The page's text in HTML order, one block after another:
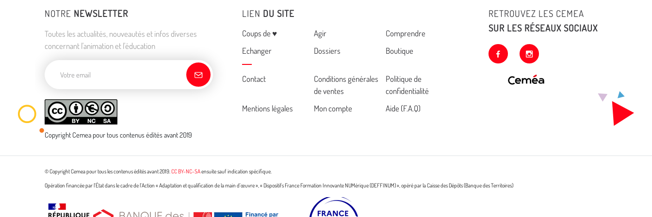
NOTRE NEWSLETTER
Toutes les actualités, nouveautés et infos diverses
concernant l'animation et l'éducation
Copyright Cemea pour tous contenus édités avant 2019
LIEN DU SITE
Menu
Coups de ♥ Agir
Comprendre
Echanger
Dossiers Boutique
Cemea
footer
Contact
Conditions générales
de ventes
Politique de
confidentialité
Mentions légales
Mon compte Aide (F.A.Q)
RETROUVEZ LES CEMEA
SUR LES RÉSEAUX SOCIAUX
facebook instagram
© Copyright Cemea pour tous les contenus édités avant 2019.CC BY-NC-SAensuite sauf indication spécifique.
Opération financée par l’État dans le cadre de l’Action « Adaptation et qualification de la main d’œuvre », « Dispositifs France Formation Innovante NUMérique (DEFFINUM) », opéré par la Caisse des Dépôts (Banque des Territoires)